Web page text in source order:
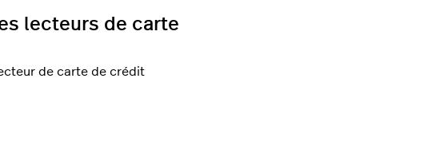
lecteurs de carte
de carte de crédit